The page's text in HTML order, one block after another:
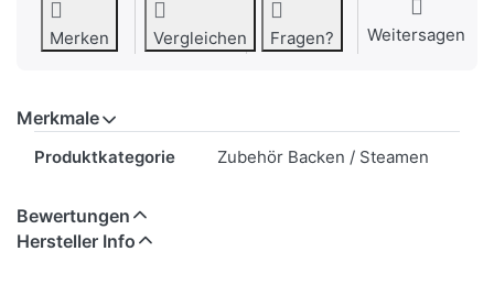
Merken Vergleichen Fragen? Weitersagen
Merkmale
Produktkategorie Zubehör Backen / Steamen
Bewertungen
Hersteller Info